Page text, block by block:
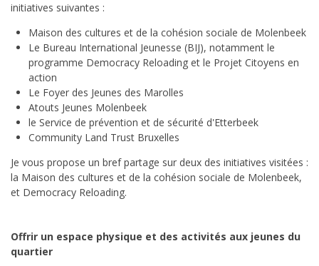
initiatives suivantes :
Maison des cultures et de la cohésion sociale de Molenbeek
Le Bureau International Jeunesse (BIJ), notamment le
programme Democracy Reloading et le Projet Citoyens en
action
Le Foyer des Jeunes des Marolles
Atouts Jeunes Molenbeek
le Service de prévention et de sécurité d'Etterbeek
Community Land Trust Bruxelles
Je vous propose un bref partage sur deux des initiatives visitées :
la Maison des cultures et de la cohésion sociale de Molenbeek,
et Democracy Reloading.
Offrir un espace physique et des activités aux jeunes du
quartier